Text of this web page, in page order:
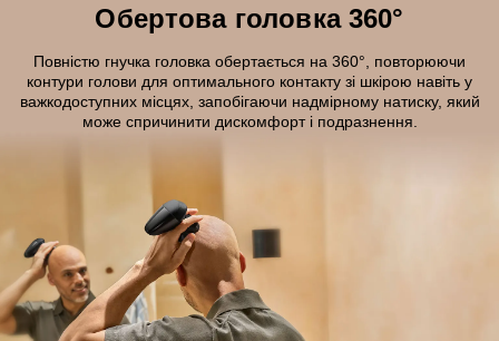
Обертова головка 360°
Повністю гнучка головка обертається на 360°, повторюючи
контури голови для оптимального контакту зі шкірою навіть у
важкодоступних місцях, запобігаючи надмірному натиску, який
може спричинити дискомфорт і подразнення.